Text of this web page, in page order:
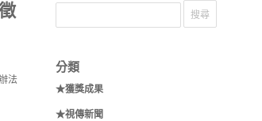
法
分類
★獲獎成果
★視傳新聞